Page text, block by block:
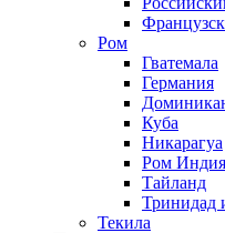
Ром
Гватемала
Германия
Куба
Никарагуа
Ром Индия
Тайланд
Тринидад
Текила